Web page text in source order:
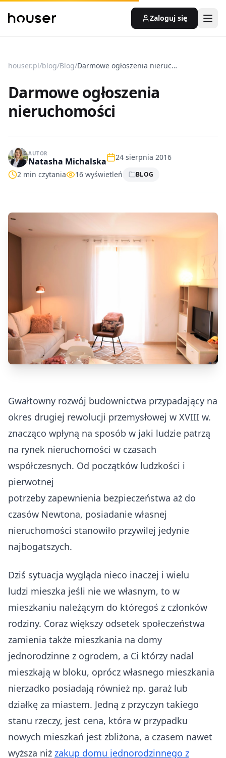
Zaloguj się
houser.pl/blog/Blog/ Darmowe ogłoszenia nieruchomości
Darmowe ogłoszenia
nieruchomości
AUTOR
Natasha Michalska
24 sierpnia 2016
2 min czytania 16 wyświetleń BLOG
Gwałtowny rozwój budownictwa przypadający na
okres drugiej rewolucji przemysłowej w XVIII w.
znacząco wpłyną na sposób w jaki ludzie patrzą
na rynek nieruchomości w czasach
współczesnych. Od początków ludzkości i
pierwotnej
potrzeby zapewnienia bezpieczeństwa aż do
czasów Newtona, posiadanie własnej
nieruchomości stanowiło przywilej jedynie
najbogatszych.
Dziś sytuacja wygląda nieco inaczej i wielu
ludzi mieszka jeśli nie we własnym, to w
mieszkaniu należącym do któregoś z członków
rodziny. Coraz większy odsetek społeczeństwa
zamienia także mieszkania na domy
jednorodzinne z ogrodem, a Ci którzy nadal
mieszkają w bloku, oprócz własnego mieszkania
nierzadko posiadają również np. garaż lub
działkę za miastem. Jedną z przyczyn takiego
stanu rzeczy, jest cena, która w przypadku
nowych mieszkań jest zbliżona, a czasem nawet
wyższa niż zakup domu jednorodzinnego z